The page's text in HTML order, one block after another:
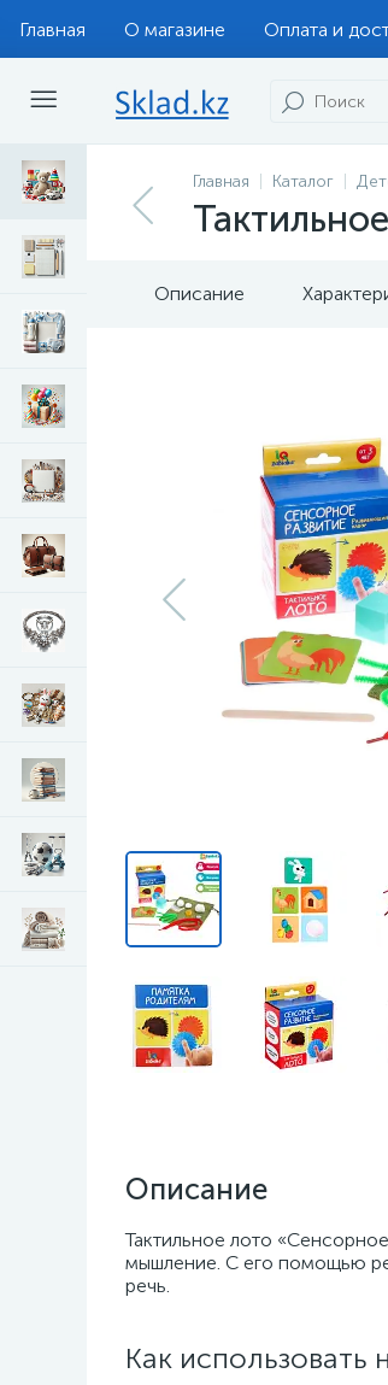
Главная О магазине Оплата и
Главная Каталог
Описание
Описание
Тактильное лото
мышление. С его помощью
речь.
Как использовать